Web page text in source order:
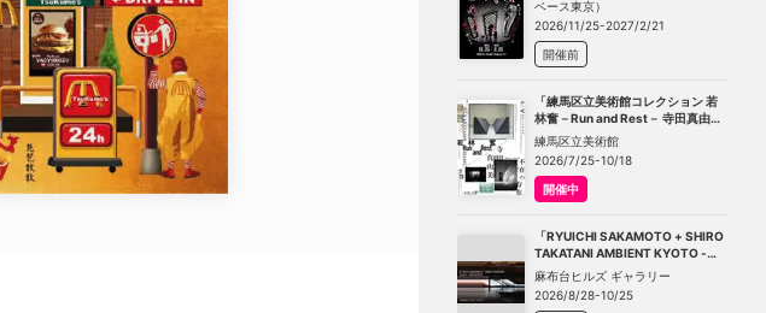
ベース東京）
2026/11/25-2027/2/21
開催前
「練馬区立美術館コレクション 若
林奮－Run and Rest－ 寺田真由美
－不在の存在－」
練馬区立美術館
2026/7/25-10/18
開催中
「RYUICHI SAKAMOTO + SHIRO
TAKATANI AMBIENT KYOTO -
TOKYO」
麻布台ヒルズ ギャラリー
2026/8/28-10/25